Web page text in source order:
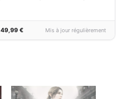
49,99 € Mis à jour régulièrement